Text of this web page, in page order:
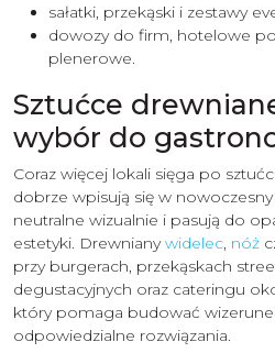
sałatki, przekąski i zestawy
dowozy do firm, hotelowe
plenerowe.
Sztućce
wybór do
Coraz więcej lokali sięga po
dobrze wpisują się w
neutralne wizualnie i pasują do
estetyki. Drewnianywidelec, nóż
przy burgerach, przekąskach
degustacyjnych oraz cateringu
który pomaga budować
odpowiedzialne rozwiązania.